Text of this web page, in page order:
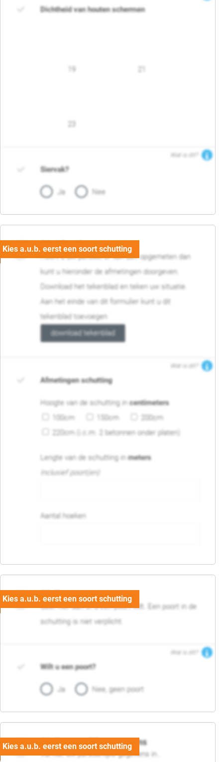
Dichtheid van houten schermen
19
Wat is dit?
Siervak?
Ja Nee
04. Afmetingen
Heeft u uw perceel of tuin zelf opgemeten dan
kunt u hieronder de afmetingen doorgeven.
Download het tekenblad en teken uw situatie.
Aan het einde van dit formulier kunt u dit
tekenblad toevoegen
download tekenblad
Wat is dit?
Afmetingen schutting
Hoogte van de schutting incentimeters
100cm
150cm
200cm
220cm (i.c.m. 2 betonnen onder platen)
Lengte van de schutting inmeters
Inclusief poort(en)
Aantal hoeken
05. Poort
Geef hier aan of u een poort wilt. Een poort in de
schutting is niet verplicht.
Wat is dit?
Wilt u een poort?
Ja Nee, geen poort
06. Persoonlijke gegevens
Vul hier uw persoonlijke gegevens in..